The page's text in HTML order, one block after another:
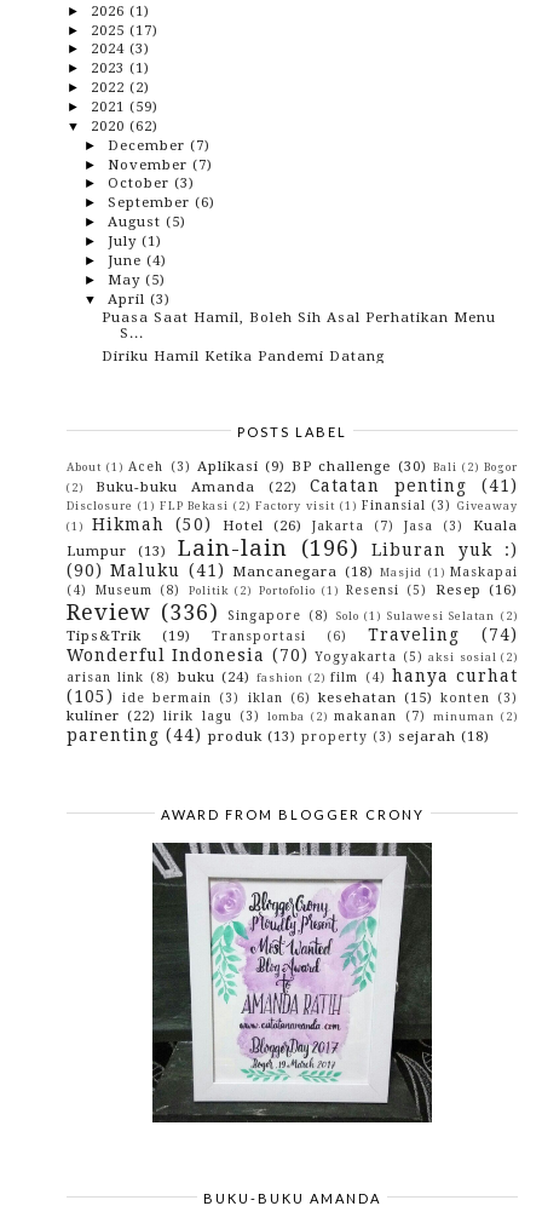
► 2026 (1)
► 2025 (17)
► 2024 (3)
► 2023 (1)
► 2022 (2)
► 2021 (59)
▼ 2020 (62)
► December (7)
► November (7)
► October (3)
► September (6)
► August (5)
► July (1)
► June (4)
► May (5)
▼ April (3)
Puasa Saat Hamil, Boleh Sih Asal Perhatikan Menu
S...
Diriku Hamil Ketika Pandemi Datang
►2019(82)
► 2018(153)
►2017(114)
► 2016(142)
►2015 (10)
►2014(4)
► 2013(3)
►2012(29)
► 2010 (42)
► 2009 (43)
POSTS LABEL
About (1) Aceh (3) Aplikasi (9) BP challenge (30) Bali (2) Bogor
(2)
Buku-buku Amanda (22) Catatan penting (41)
Disclosure (1) FLP Bekasi (2) Factory visit (1) Finansial (3)
Giveaway
(1)
Hikmah (50) Hotel (26) Jakarta (7) Jasa (3)
Kuala
Lumpur
(13) Lain-lain (196)
Liburan yuk :)
(90) Maluku (41) Mancanegara (18) Masjid (1) Maskapai
(4)
Museum (8) Politik (2) Portofolio (1) Resensi (5) Resep (16)
Review (336) Singapore (8) Solo (1) Sulawesi Selatan (2)
Tips&Trik (19) Transportasi (6) Traveling
(74)
Wonderful Indonesia (70) Yogyakarta (5) aksi sosial (2)
arisan link (8) buku (24) fashion (2) film (4) hanya curhat
(105)
ide bermain (3) iklan (6) kesehatan (15) konten (3)
kuliner (22) lirik lagu (3) lomba (2) makanan (7) minuman (2)
parenting (44) produk (13) property (3) sejarah (18)
AWARD FROM BLOGGER CRONY
BUKU-BUKU AMANDA